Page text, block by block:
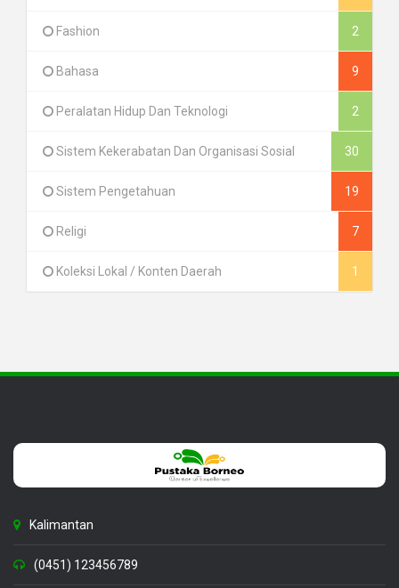
Fashion 2
Bahasa 9
Peralatan Hidup Dan Teknologi 2
Sistem Kekerabatan Dan Organisasi Sosial 30
Sistem Pengetahuan 19
Religi 7
Koleksi Lokal / Konten Daerah 1
Kalimantan
(0451) 123456789